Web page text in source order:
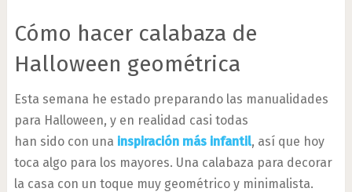
Cómo hacer calabaza de
Halloween geométrica
Esta semana he estado preparando las manualidades
para Halloween, y en realidad casi todas
han sido con una inspiración más infantil, así que hoy
toca algo para los mayores. Una calabaza para decorar
la casa con un toque muy geométrico y minimalista.